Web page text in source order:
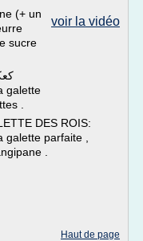
voir la vidéo
(+ un
sucre
galette
.
DES ROIS:
parfaite ,
.
Haut de page